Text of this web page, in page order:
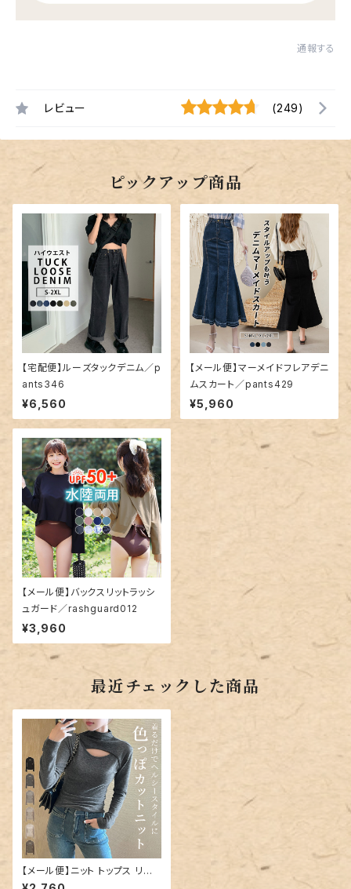
通報する
レビュー (249)
ピックアップ商品
【宅配便】ルーズタックデニム／p
ants346
¥6,560
【メール便】マーメイドフレアデニ
ムスカート／pants429
¥5,960
【メール便】バックスリットラッシ
ュガード／rashguard012
¥3,960
最近チェックした商品
【メール便】ニット トップス リブ
カットソー レディース ／tops2